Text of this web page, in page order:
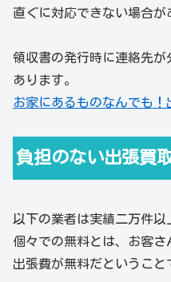
直ぐに対応できない場合が
領収書の発行時に連絡先
あります。
お家にあるものなんでも！
負担のない出張買
以下の業者は実績二万件以
個々での無料とは、お客さ
出張費が無料だということ